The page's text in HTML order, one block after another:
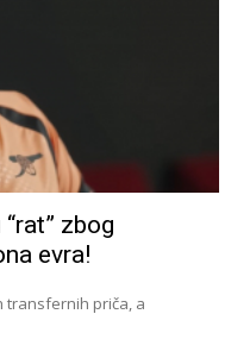
zbog
evra!
transfernih priča, a